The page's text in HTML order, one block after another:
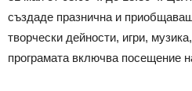
създаде празнична и
творчески дейности, игри,
програмата включва посещение